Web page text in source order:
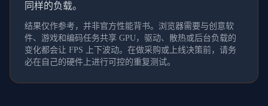
同样的负载。
结果仅作参考，并非官方性能背书。浏览器需要与创意软
件、游戏和编码任务共享 GPU，驱动、散热或后台负载的
变化都会让 FPS 上下波动。在做采购或上线决策前，请务
必在自己的硬件上进行可控的重复测试。